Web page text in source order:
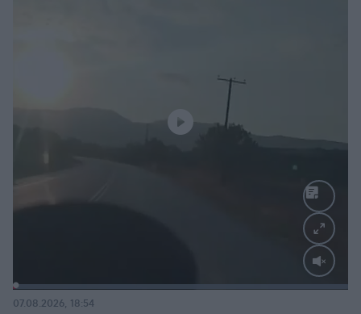
Loaded:
07.08.2026, 18:54